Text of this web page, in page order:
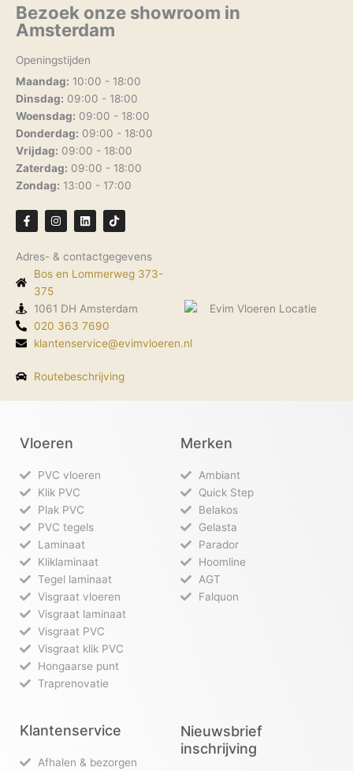
Bezoek onze showroom in
Amsterdam
Openingstijden
Maandag: 10:00 - 18:00
Dinsdag: 09:00 - 18:00
Woensdag: 09:00 - 18:00
Donderdag: 09:00 - 18:00
Vrijdag: 09:00 - 18:00
Zaterdag: 09:00 - 18:00
Zondag: 13:00 - 17:00
F
a
c
b
o
f
I
n
s
a
g
r
m
L
i
n
e
d
i
T
i
k
o
k
Adres- & contactgegevens
Bos en Lommerweg 373-
375
1061 DH Amsterdam
020 363 7690
klantenservice@evimvloeren.nl
Routebeschrijving
Vloeren
PVC vloeren
Klik PVC
Plak PVC
PVC tegels
Laminaat
Kliklaminaat
Tegel laminaat
Visgraat vloeren
Visgraat laminaat
Visgraat PVC
Visgraat klik PVC
Hongaarse punt
Traprenovatie
Merken
Ambiant
Quick Step
Belakos
Gelasta
Parador
Hoomline
AGT
Falquon
Klantenservice
Afhalen & bezorgen
Nieuwsbrief
inschrijving